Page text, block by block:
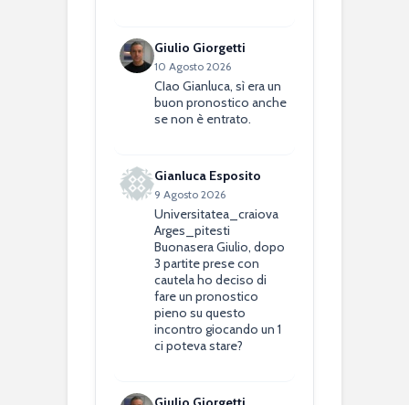
Giulio Giorgetti
10 Agosto 2026
CIao Gianluca, sì era un
buon pronostico anche
se non è entrato.
Gianluca Esposito
9 Agosto 2026
Universitatea_craiova
Arges_pitesti
Buonasera Giulio, dopo
3 partite prese con
cautela ho deciso di
fare un pronostico
pieno su questo
incontro giocando un 1
ci poteva stare?